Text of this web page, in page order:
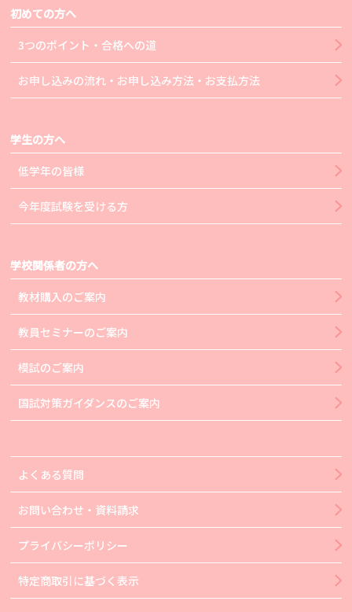
初めての方へ
3つのポイント・合格への道
お申し込みの流れ・お申し込み方法・お支払方法
学生の方へ
低学年の皆様
今年度試験を受ける方
学校関係者の方へ
教材購入のご案内
教員セミナーのご案内
模試のご案内
国試対策ガイダンスのご案内
よくある質問
お問い合わせ・資料請求
プライバシーポリシー
特定商取引に基づく表示